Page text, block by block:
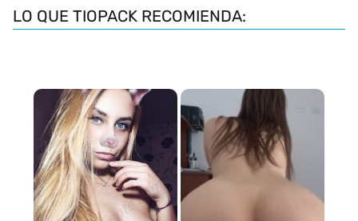
LO QUE TIOPACK RECOMIENDA: